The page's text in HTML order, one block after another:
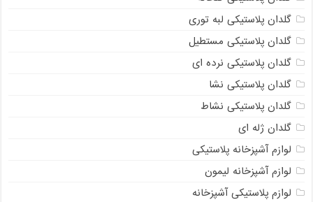
گلدان پلاستیکی لبه توری
گلدان پلاستیکی مستطیل
گلدان پلاستیکی نرده ای
گلدان پلاستیکی نشا
گلدان پلاستیکی نشاط
گلدان ژله ای
لوازم آشپزخانه پلاستیکی
لوازم آشپزخانه لیمون
لوازم پلاستیکی آشپزخانه